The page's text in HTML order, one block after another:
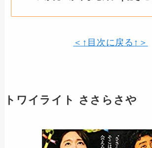
＜↑目次に戻る↑＞
トワイライト ささらさや